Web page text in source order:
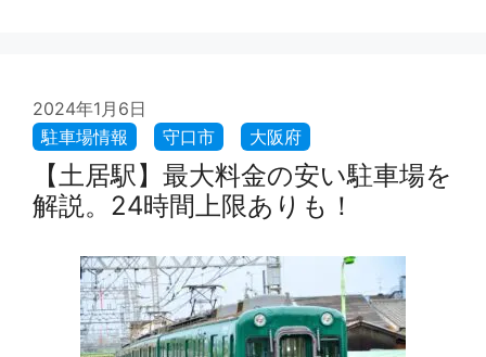
2024年1月6日
【土居駅】最大料金の安い駐車場を
解説。24時間上限ありも！